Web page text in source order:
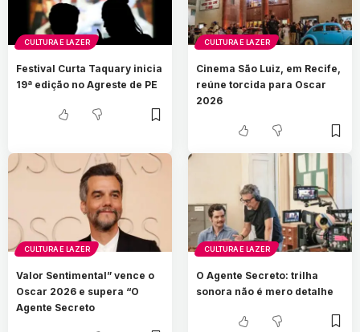
CULTURA E LAZER
Festival Curta Taquary inicia
19ª edição no Agreste de PE
CULTURA E LAZER
Cinema São Luiz, em Recife,
reúne torcida para Oscar
2026
CULTURA E LAZER
Valor Sentimental” vence o
Oscar 2026 e supera “O
Agente Secreto
CULTURA E LAZER
O Agente Secreto: trilha
sonora não é mero detalhe